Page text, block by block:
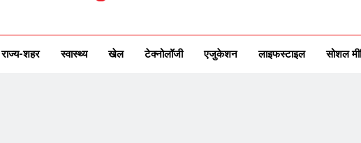
राज्य-शहर स्वास्थ्य खेल टेक्नोलॉजी एजुकेशन लाइफस्टाइल सोशल